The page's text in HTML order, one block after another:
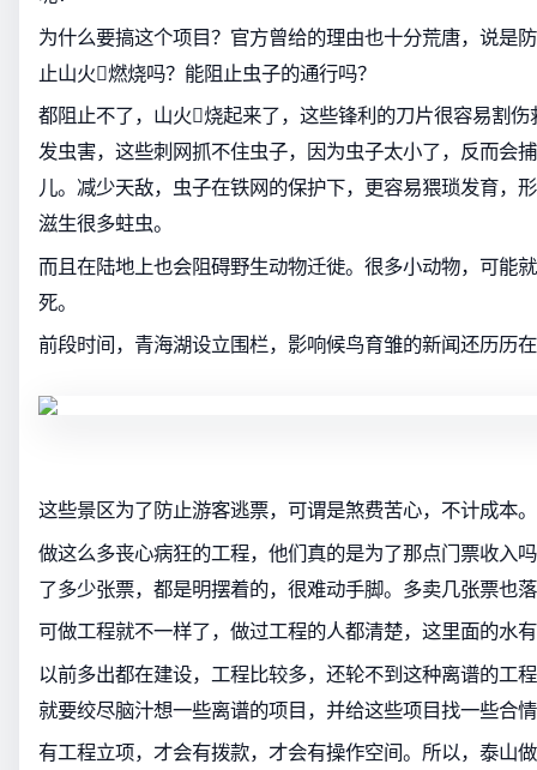
为什么要搞这个项目？官方曾给的理由也十分荒唐，说是
止山火燃烧吗？能阻止虫子的通行吗？
都阻止不了，山火烧起来了，这些锋利的刀片很容易割
发虫害，这些刺网抓不住虫子，因为虫子太小了，反而会
儿。减少天敌，虫子在铁网的保护下，更容易猥琐发育，
滋生很多蛀虫。
而且在陆地上也会阻碍野生动物迁徙。很多小动物，可能
死。
前段时间，青海湖设立围栏，影响候鸟育雏的新闻还历历
这些景区为了防止游客逃票，可谓是煞费苦心，不计成本。
做这么多丧心病狂的工程，他们真的是为了那点门票收入
了多少张票，都是明摆着的，很难动手脚。多卖几张票也
可做工程就不一样了，做过工程的人都清楚，这里面的水
以前多出都在建设，工程比较多，还轮不到这种离谱的工
就要绞尽脑汁想一些离谱的项目，并给这些项目找一些合
有工程立项，才会有拨款，才会有操作空间。所以，泰山